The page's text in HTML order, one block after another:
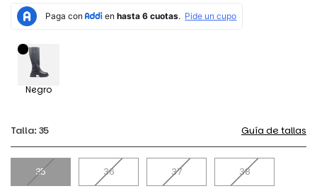
Negro
Talla: 35 Guía de tallas
35 36 37 38